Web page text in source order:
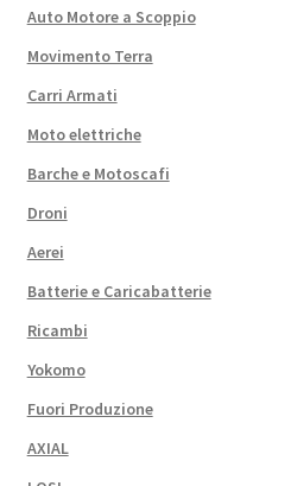
Auto Motore a Scoppio
Movimento Terra
Carri Armati
Moto elettriche
Barche e Motoscafi
Droni
Aerei
Batterie e Caricabatterie
Ricambi
Yokomo
Fuori Produzione
AXIAL